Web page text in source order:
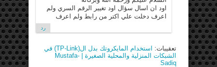
اود ان اسال سؤال اود تغيير الرقم السري ولم
اعرف دخلت علي اكتر من رابط ولم اعرف
رد
تعقيبات:
استخدام المايكروتك بدل ال(TP-Link) في
الشبكات المنزلية والمحلية الصغيرة | Mustafa-
Sadiq